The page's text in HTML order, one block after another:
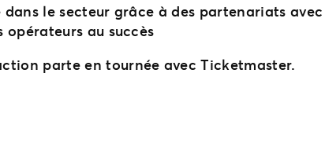
dans le secteur grâce à des partenariats
au succès
parte en tournée avec Ticketmaster.